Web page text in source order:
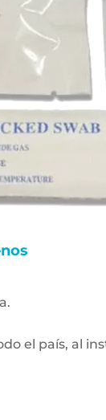
el país, al